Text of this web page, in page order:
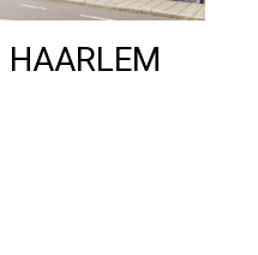
HAARLEM